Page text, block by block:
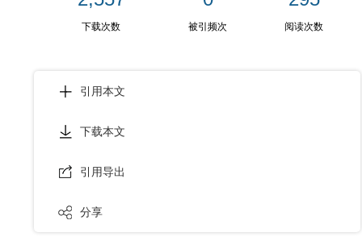
下载次数 被引频次 阅读次数
引用本文
下载本文
引用导出
分享